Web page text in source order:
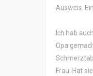
Ausweis.
Ich hab
Opa
Frau. Hat